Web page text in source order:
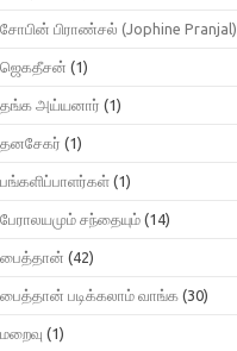
சோபின் பிராண்சல் (Jophine Pranjal)
ஜெகதீசன் (1)
தங்க அய்யனார் (1)
தனசேகர் (1)
பங்களிப்பாளர்கள் (1)
பேராலயமும் சந்தையும் (14)
பைத்தான் (42)
பைத்தான் படிக்கலாம் வாங்க (30)
மறைவு (1)